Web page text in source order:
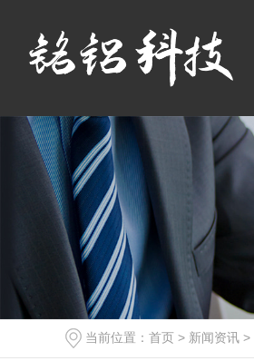
当前位置： 首页 > 新闻资讯 >